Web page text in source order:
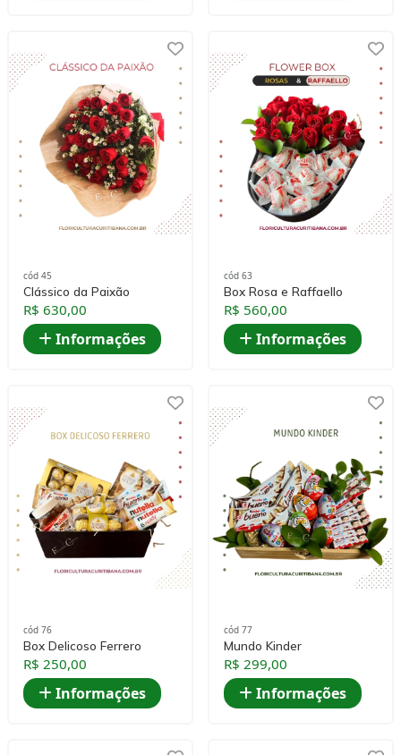
cód 45
Clássico da Paixão
R$ 630,00
Informações
cód 63
Box Rosa e Raffaello
R$ 560,00
Informações
cód 76
Box Delicoso Ferrero
R$ 250,00
Informações
cód 77
Mundo Kinder
R$ 299,00
Informações